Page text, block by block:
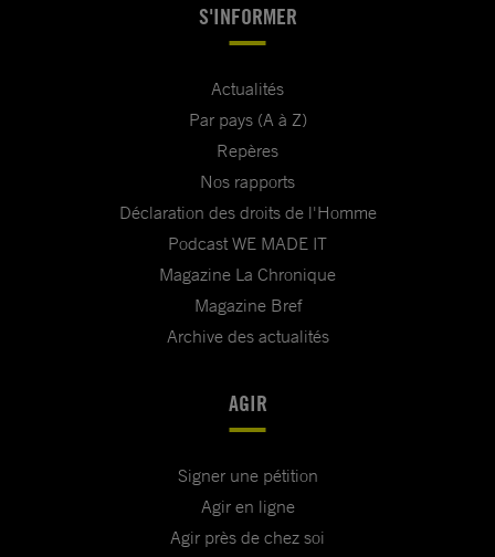
S'INFORMER
Actualités
Par pays (A à Z)
Repères
Nos rapports
Déclaration des droits de l'Homme
Podcast WE MADE IT
Magazine La Chronique
Magazine Bref
Archive des actualités
AGIR
Signer une pétition
Agir en ligne
Agir près de chez soi